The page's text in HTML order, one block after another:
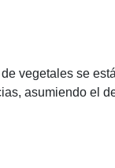
vegetales se
asumiendo el